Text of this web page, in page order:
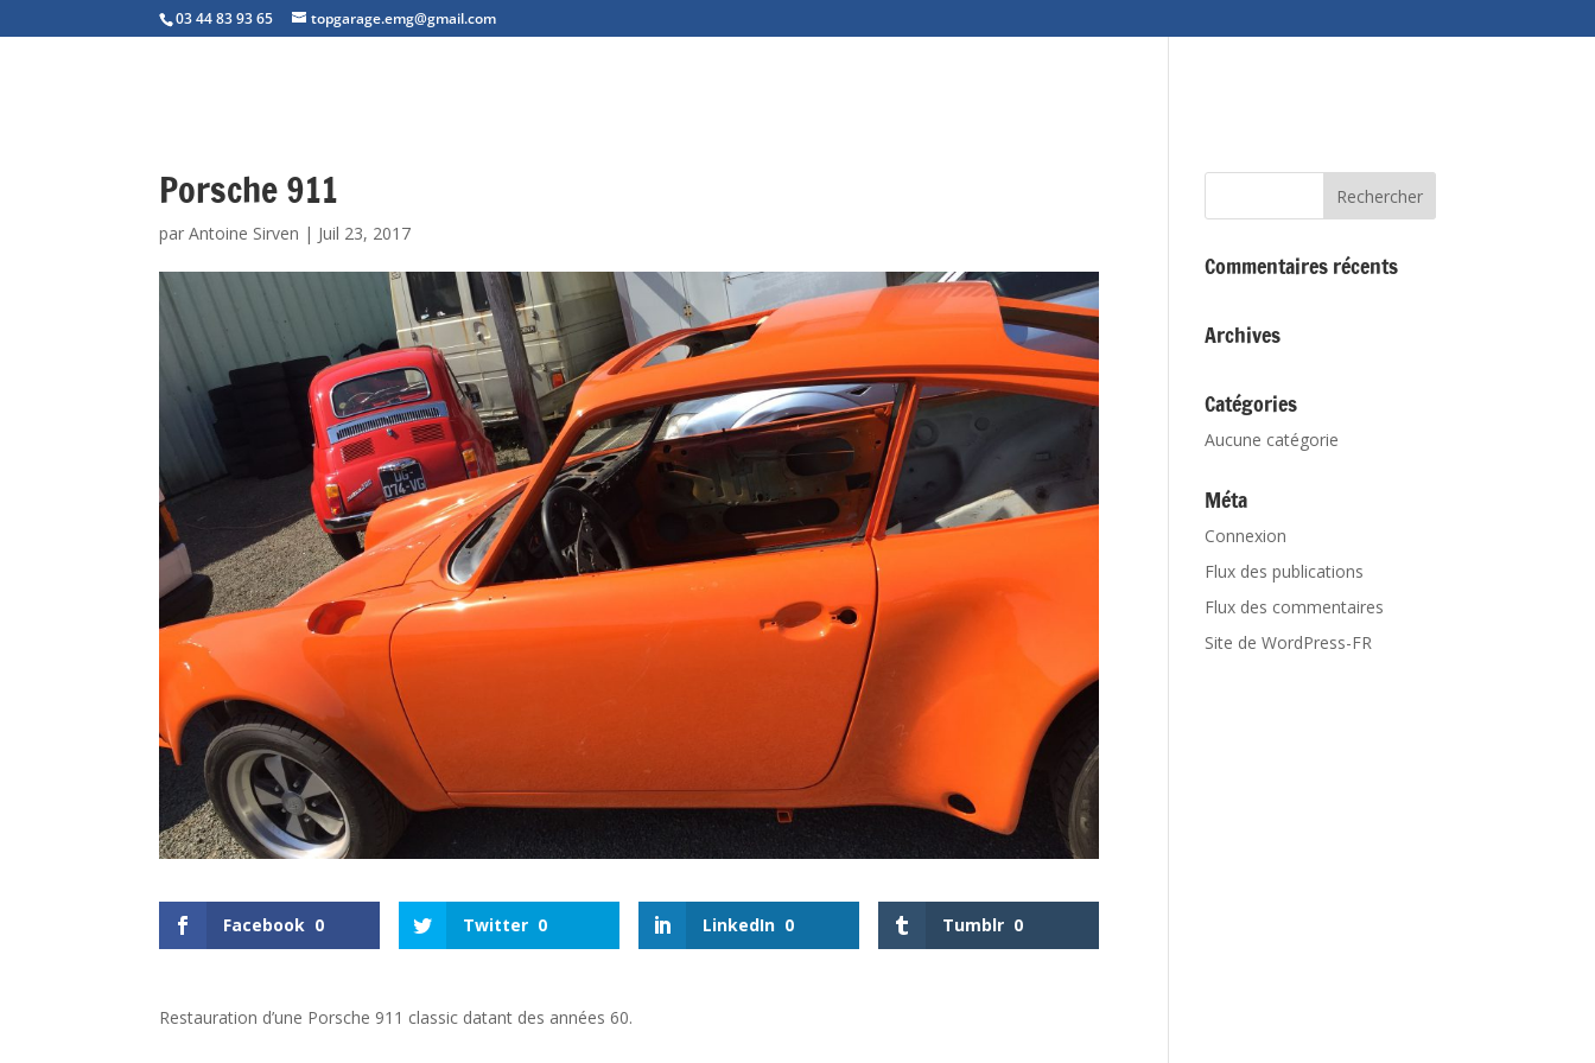
03 44 83 93 65 topgarage.emg@gmail.com
Porsche 911
parAntoine Sirven | Juil 23, 2017
Facebook 0 Twitter 0 LinkedIn 0 Tumblr 0
Restauration d’une Porsche 911 classic datant des années 60.
Commentaires récents
Archives
Catégories
Aucune catégorie
Méta
Connexion
Flux des publications
Flux des commentaires
Site de WordPress-FR